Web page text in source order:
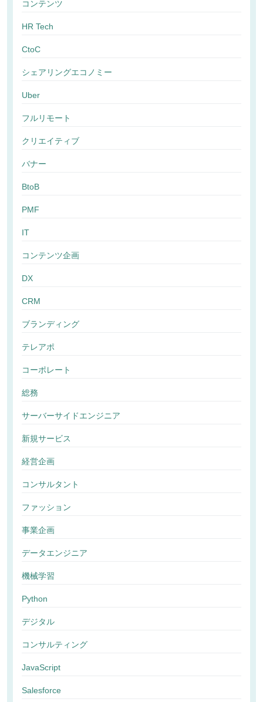
コンテンツ
HR Tech
CtoC
シェアリングエコノミー
Uber
フルリモート
クリエイティブ
バナー
BtoB
PMF
IT
コンテンツ企画
DX
CRM
ブランディング
テレアポ
コーポレート
総務
サーバーサイドエンジニア
新規サービス
経営企画
コンサルタント
ファッション
事業企画
データエンジニア
機械学習
Python
デジタル
コンサルティング
JavaScript
Salesforce